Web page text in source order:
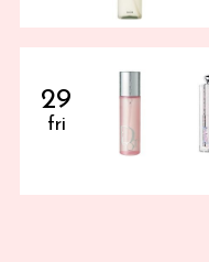
29
fri